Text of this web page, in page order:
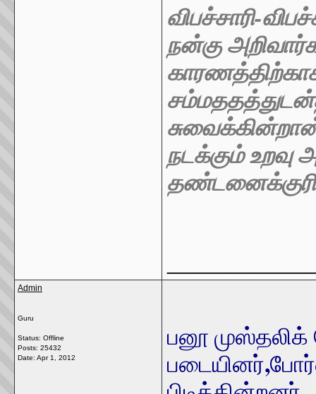
விபச்சாரி-
நன்கு
காரணத்திற்காக
நடக்கும்
Admin
Guru
Status: Offline
Posts: 25432
Date: Apr 1, 2012
பனூ
படையினர்,